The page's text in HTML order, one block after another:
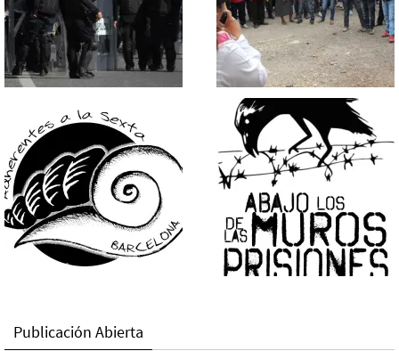
Publicación Abierta